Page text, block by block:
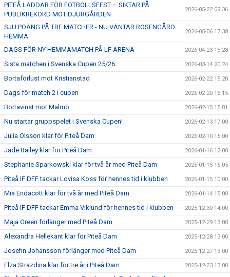
PITEÅ LADDAR FÖR FOTBOLLSFEST – SIKTAR PÅ
PUBLIKREKORD MOT DJURGÅRDEN
2026-05-22 09:36
SJU POÄNG PÅ TRE MATCHER - NU VÄNTAR ROSENGÅRD
HEMMA
2026-05-06 17:38
DAGS FÖR NY HEMMAMATCH PÅ LF ARENA 2026-04-23 15:28
Sista matchen i Svenska Cupen 25/26 2026-03-14 20:24
Bortaförlust mot Kristianstad 2026-02-22 15:20
Dags för match 2 i cupen 2026-02-20 15:15
Bortavinst mot Malmö 2026-02-15 15:01
Nu startar gruppspelet i Svenska Cupen! 2026-02-13 17:00
Julia Olsson klar för Piteå Dam 2026-02-10 15:00
Jade Bailey klar för Piteå Dam 2026-01-16 12:00
Stephanie Sparkowski klar för två år med Piteå Dam 2026-01-15 15:05
Piteå IF DFF tackar Lovisa Koss för hennes tid i klubben 2026-01-15 10:00
Mia Endacott klar för två år med Piteå Dam 2026-01-14 15:00
Piteå IF DFF tackar Emma Viklund för hennes tid i klubben 2025-12-30 14:00
Maja Green förlänger med Piteå Dam 2025-12-29 13:00
Alexandra Hellekant klar för Piteå Dam 2025-12-28 13:00
Josefin Johansson förlänger med Piteå Dam 2025-12-27 13:00
Elza Strazdina klar för tre år i Piteå Dam 2025-12-23 13:00